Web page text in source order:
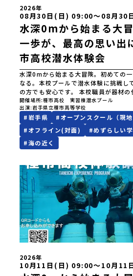
2026年
08月30日(日) 09:00〜08月30
水深0mから始まる大
一歩が、最高の思い
市高校潜水体験会
水深0mから始まる大冒険。初めての
なる。本校プールで潜水体験に挑戦し
の方でも安心です。 本校職員が器材の
方法などを、一から丁寧に指導します
実施しますので、経験のない方でも安
さあ、普段とは違う水中世界を体験し
０日（日）はスキューバ体験です。※
水は１０月１１日（日）、１１月１４
学も可能です。お問合せ先・担当種
開催場所 種市高校 実習棟潜水プール
出演 岩手県立種市高等学校
#岩手県 #オープンスクール（現地
#オフライン(対面) #めずらしい
#海の近く
2026年
10月11日(日) 09:00〜10月11